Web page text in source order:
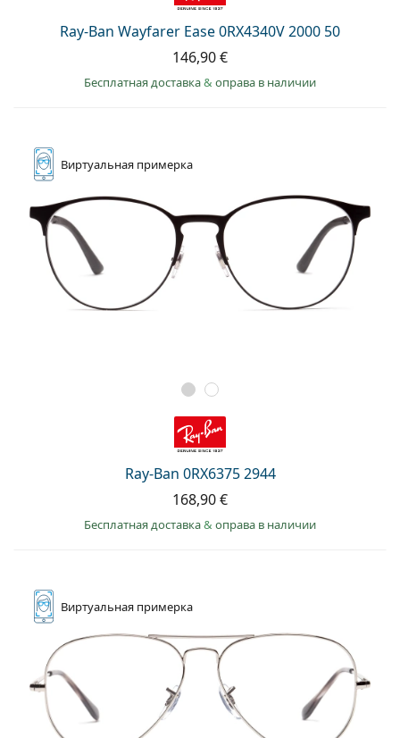
Все бренды
Ray-Ban Wayfarer Ease 0RX4340V 2000 50
146,90 €
Бесплатная доставка& оправа в наличии
Виртуальная примерка
Ray-Ban 0RX6375 2944
168,90 €
Бесплатная доставка& оправа в наличии
Виртуальная примерка